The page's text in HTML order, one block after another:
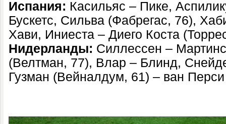
Испания: Касильяс – Пике,
Бускетс, Сильва (Фабрегас, 76),
Хави, Иниеста – Диего Коста
Нидерланды: Силлессен –
(Велтман, 77), Влар – Блинд,
Гузман (Вейналдум, 61) – ван